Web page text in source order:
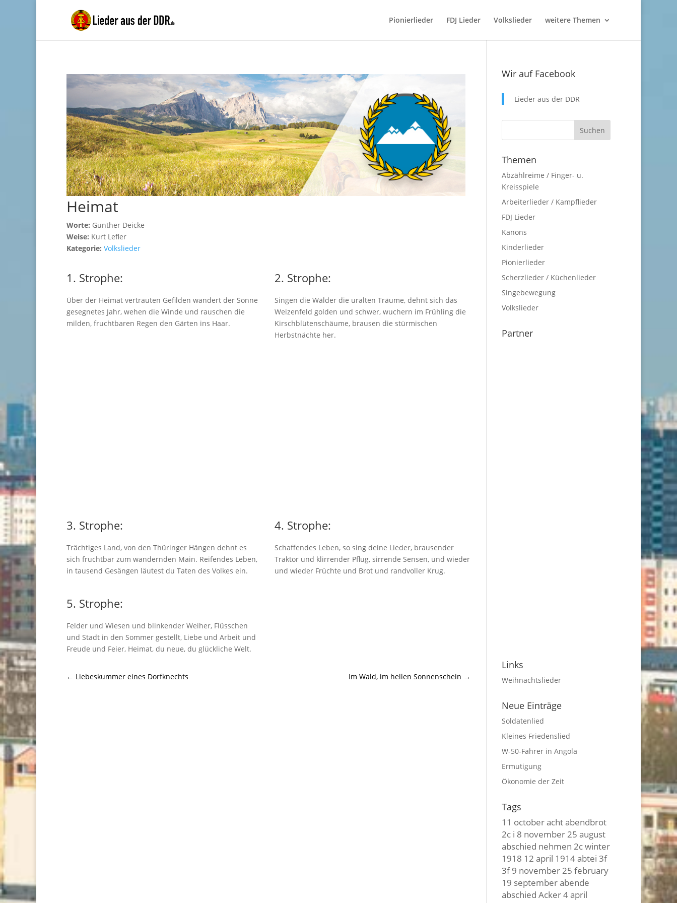
Pionierlieder FDJ Lieder Volkslieder weitere Themen
Heimat
Worte: Günther Deicke
Weise: Kurt Lefler
Kategorie: Volkslieder
1. Strophe:
Über der Heimat vertrauten Gefilden wandert der Sonne
gesegnetes Jahr, wehen die Winde und rauschen die
milden, fruchtbaren Regen den Gärten ins Haar.
2. Strophe:
Singen die Wälder die uralten Träume, dehnt sich das
Weizenfeld golden und schwer, wuchern im Frühling die
Kirschblütenschäume, brausen die stürmischen
Herbstnächte her.
3. Strophe:
Trächtiges Land, von den Thüringer Hängen dehnt es
sich fruchtbar zum wandernden Main. Reifendes Leben,
in tausend Gesängen läutest du Taten des Volkes ein.
4. Strophe:
Schaffendes Leben, so sing deine Lieder, brausender
Traktor und klirrender Pflug, sirrende Sensen, und wieder
und wieder Früchte und Brot und randvoller Krug.
5. Strophe:
Felder und Wiesen und blinkender Weiher, Flüsschen
und Stadt in den Sommer gestellt, Liebe und Arbeit und
Freude und Feier, Heimat, du neue, du glückliche Welt.
← Liebeskummer eines Dorfknechts Im Wald, im hellen Sonnenschein →
Wir auf Facebook
Lieder aus der DDR
Themen
Abzählreime / Finger- u.
Kreisspiele
Arbeiterlieder / Kampflieder
FDJ Lieder
Kanons
Kinderlieder
Pionierlieder
Scherzlieder / Küchenlieder
Singebewegung
Volkslieder
Partner
Links
Weihnachtslieder
Neue Einträge
Soldatenlied
Kleines Friedenslied
W-50-Fahrer in Angola
Ermutigung
Ökonomie der Zeit
Tags
11 octoberachtabendbrot
2c i 8 november25 august
abschied nehmen 2c winter
1918 12 april 1914abtei 3f
3f9 november25 february
19 septemberabende
abschied Acker4 april